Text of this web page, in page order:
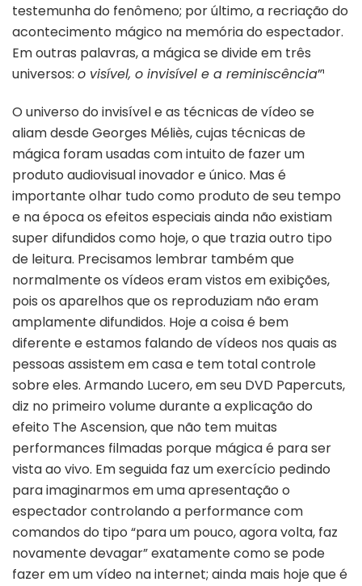
testemunha do fenômeno; por último, a recriação do
acontecimento mágico na memória do espectador.
Em outras palavras, a mágica se divide em três
universos: o visível, o invisível e a reminiscência”¹
O universo do invisível e as técnicas de vídeo se
aliam desde Georges Méliès, cujas técnicas de
mágica foram usadas com intuito de fazer um
produto audiovisual inovador e único. Mas é
importante olhar tudo como produto de seu tempo
e na época os efeitos especiais ainda não existiam
super difundidos como hoje, o que trazia outro tipo
de leitura. Precisamos lembrar também que
normalmente os vídeos eram vistos em exibições,
pois os aparelhos que os reproduziam não eram
amplamente difundidos. Hoje a coisa é bem
diferente e estamos falando de vídeos nos quais as
pessoas assistem em casa e tem total controle
sobre eles. Armando Lucero, em seu DVD Papercuts,
diz no primeiro volume durante a explicação do
efeito The Ascension, que não tem muitas
performances filmadas porque mágica é para ser
vista ao vivo. Em seguida faz um exercício pedindo
para imaginarmos em uma apresentação o
espectador controlando a performance com
comandos do tipo “para um pouco, agora volta, faz
novamente devagar” exatamente como se pode
fazer em um vídeo na internet; ainda mais hoje que é